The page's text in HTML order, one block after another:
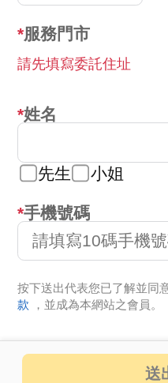
服務門市
請先填寫委託住址
姓名
先生 小姐
手機號碼
按下送出代表您已了解並同
款
，並成為本網站之會員。
送